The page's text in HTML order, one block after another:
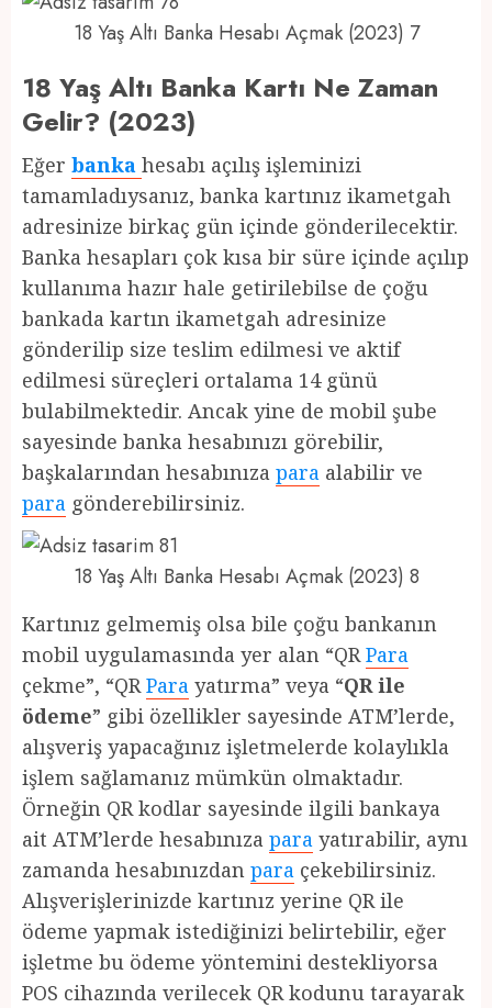
18 Yaş Altı Banka Hesabı Açmak (2023) 7
18 Yaş Altı Banka Kartı Ne Zaman
Gelir? (2023)
Eğer banka hesabı açılış işleminizi
tamamladıysanız, banka kartınız ikametgah
adresinize birkaç gün içinde gönderilecektir.
Banka hesapları çok kısa bir süre içinde açılıp
kullanıma hazır hale getirilebilse de çoğu
bankada kartın ikametgah adresinize
gönderilip size teslim edilmesi ve aktif
edilmesi süreçleri ortalama 14 günü
bulabilmektedir. Ancak yine de mobil şube
sayesinde banka hesabınızı görebilir,
başkalarından hesabınıza para alabilir ve
para gönderebilirsiniz.
18 Yaş Altı Banka Hesabı Açmak (2023) 8
Kartınız gelmemiş olsa bile çoğu bankanın
mobil uygulamasında yer alan “QRPara
çekme”, “QRPara yatırma” veya “QR ile
ödeme” gibi özellikler sayesinde ATM’lerde,
alışveriş yapacağınız işletmelerde kolaylıkla
işlem sağlamanız mümkün olmaktadır.
Örneğin QR kodlar sayesinde ilgili bankaya
ait ATM’lerde hesabınıza para yatırabilir, aynı
zamanda hesabınızdan para çekebilirsiniz.
Alışverişlerinizde kartınız yerine QR ile
ödeme yapmak istediğinizi belirtebilir, eğer
işletme bu ödeme yöntemini destekliyorsa
POS cihazında verilecek QR kodunu tarayarak